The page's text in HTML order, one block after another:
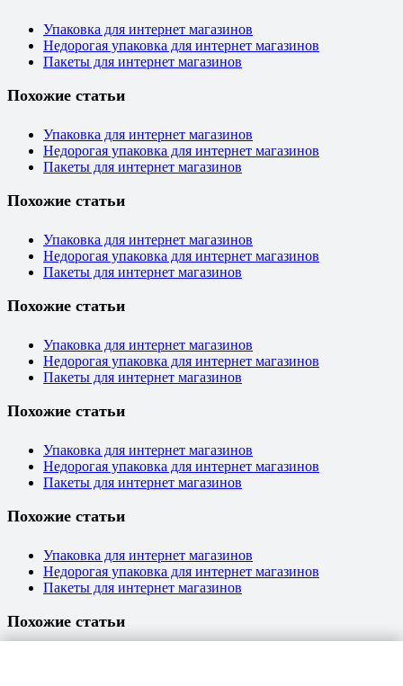
Упаковка для интернет магазинов
Недорогая упаковка для интернет магазинов
Пакеты для интернет магазинов
Похожие статьи
Упаковка для интернет магазинов
Недорогая упаковка для интернет магазинов
Пакеты для интернет магазинов
Похожие статьи
Упаковка для интернет магазинов
Недорогая упаковка для интернет магазинов
Пакеты для интернет магазинов
Похожие статьи
Упаковка для интернет магазинов
Недорогая упаковка для интернет магазинов
Пакеты для интернет магазинов
Похожие статьи
Упаковка для интернет магазинов
Недорогая упаковка для интернет магазинов
Пакеты для интернет магазинов
Похожие статьи
Упаковка для интернет магазинов
Недорогая упаковка для интернет магазинов
Пакеты для интернет магазинов
Похожие статьи